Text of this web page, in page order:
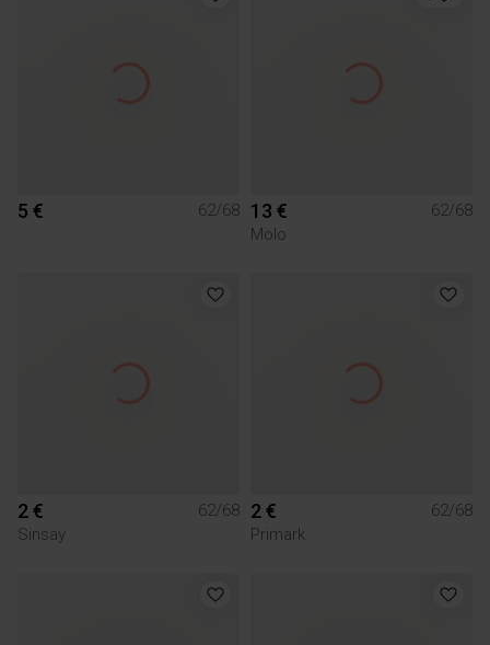
5 € 62/68 13 €
62/68
Molo
2 €
62/68
Sinsay
2 €
62/68
Primark